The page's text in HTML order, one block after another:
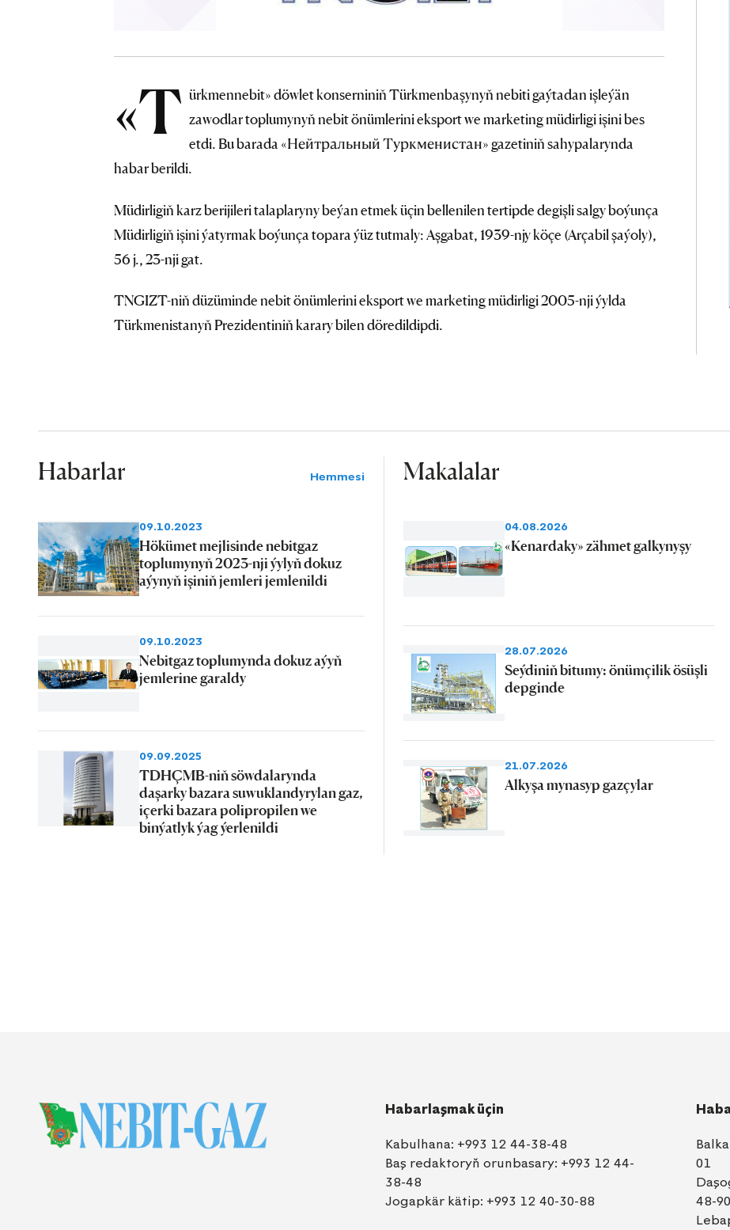
«T ürkmennebit» döwlet konserniniň Türkmenbaşynyň nebiti gaýtadan işleýän
zawodlar toplumynyň nebit önümlerini eksport we marketing müdirligi işini bes
etdi. Bu barada «Нейтральный Туркменистан» gazetiniň sahypalarynda
habar berildi.
Müdirligiň karz berijileri talaplaryny beýan etmek üçin bellenilen tertipde degişli salgy boýunça
Müdirligiň işini ýatyrmak boýunça topara ýüz tutmaly: Aşgabat, 1939-njy köçe (Arçabil şaýoly),
56 j., 23-nji gat.
TNGIZT-niň düzüminde nebit önümlerini eksport we marketing müdirligi 2005-nji ýylda
Türkmenistanyň Prezidentiniň karary bilen döredildipdi.
Habarlar Hemmesi
09.10.2023
Hökümet mejlisinde nebitgaz
toplumynyň 2023-nji ýylyň dokuz
aýynyň işiniň jemleri jemlenildi
09.10.2023
Nebitgaz toplumynda dokuz aýyň
jemlerine garaldy
09.09.2025
TDHÇMB-niň söwdalarynda
daşarky bazara suwuklandyrylan gaz,
içerki bazara polipropilen we
binýatlyk ýag ýerlenildi
Makalalar
04.08.2026
«Kenardaky» zähmet galkynyşy
28.07.2026
Seýdiniň bitumy: önümçilik ösüşli
depginde
21.07.2026
Alkyşa mynasyp gazçylar
Habarlaşmak üçin
Kabulhana: +993 12 44-38-48
Baş redaktoryň orunbasary: +993 12 44-
38-48
Jogapkär kätip: +993 12 40-30-88
01
48-90